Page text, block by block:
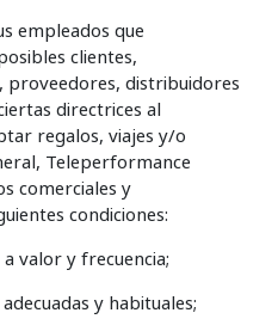
empleados que
clientes,
proveedores, distribuidores
directrices al
regalos, viajes y/o
Teleperformance
comerciales y
condiciones:
valor y frecuencia;
y habituales;